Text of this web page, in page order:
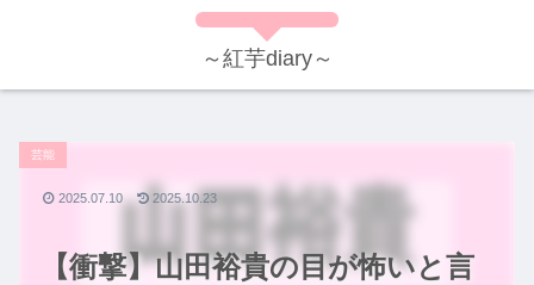
～紅芋diary～
【衝撃】山田裕貴の目が怖いと言
芸能
2025.07.10 2025.10.23